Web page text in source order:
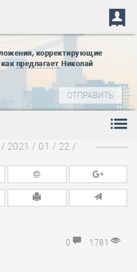
корректирующие
предлагает Николай
/ 2021 / 01 / 22 /
0 1781